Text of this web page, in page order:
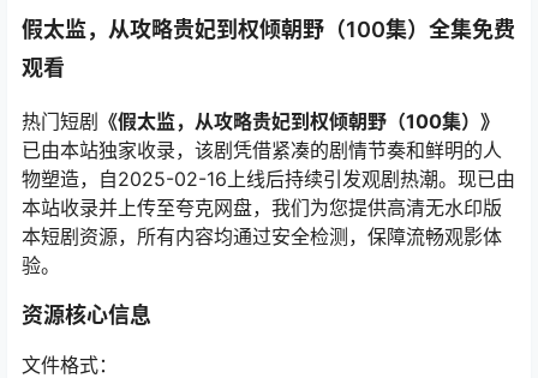
假太监，从攻略贵妃到权倾朝野（100集）全集免费
观看
热门短剧 《假太监，从攻略贵妃到权倾朝野（100集）》
已由本站独家收录，该剧凭借紧凑的剧情节奏和鲜明的人
物塑造，自2025-02-16上线后持续引发观剧热潮。现已由
本站收录并上传至夸克网盘，我们为您提供高清无水印版
本短剧资源，所有内容均通过安全检测，保障流畅观影体
验。
资源核心信息
文件格式：